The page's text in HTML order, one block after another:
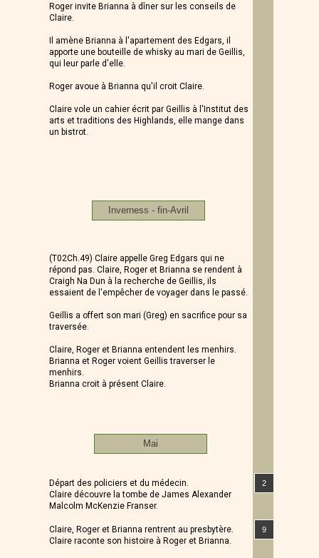
2
Départ des policiers et du médecin.
Claire découvre la tombe de James Alexander
Malcolm McKenzie Franser.
Claire, Roger et Brianna rentrent au presbytère.
Claire raconte son histoire à Roger et Brianna.
Mai
9
(T02Ch.49) Claire appelle Greg Edgars qui ne
répond pas. Claire, Roger et Brianna se rendent à
Craigh Na Dun à la recherche de Geillis, ils
essaient de l'empêcher de voyager dans le passé.
Geillis a offert son mari (Greg) en sacrifice pour sa
traversée.
Claire, Roger et Brianna entendent les menhirs.
Brianna et Roger voient Geillis traverser le
menhirs.
Brianna croit à présent Claire.
Inverness - fin-Avril
Roger invite Brianna à dîner sur les conseils de
Claire.
Il amène Brianna à l'apartement des Edgars, il
apporte une bouteille de whisky au mari de Geillis,
qui leur parle d'elle.
Roger avoue à Brianna qu'il croit Claire.
Claire vole un cahier écrit par Geillis à l'Institut des
arts et traditions des Highlands, elle mange dans
un bistrot.